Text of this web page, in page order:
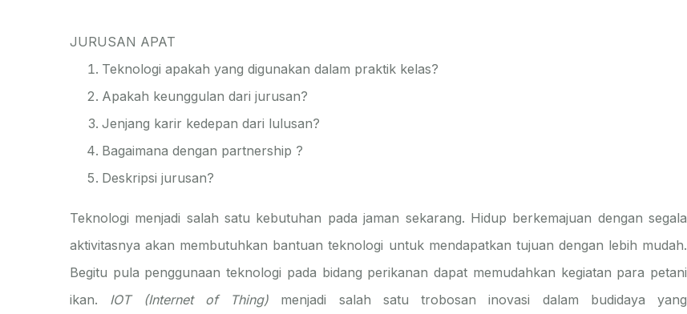
JURUSAN APAT
Teknologi apakah yang digunakan dalam praktik kelas?
Apakah keunggulan dari jurusan?
Jenjang karir kedepan dari lulusan?
Bagaimana dengan partnership ?
Deskripsi jurusan?
Teknologi menjadi salah satu kebutuhan pada jaman sekarang. Hidup berkemajuan dengan segala
aktivitasnya akan membutuhkan bantuan teknologi untuk mendapatkan tujuan dengan lebih mudah.
Begitu pula penggunaan teknologi pada bidang perikanan dapat memudahkan kegiatan para petani
ikan. IOT (Internet of Thing) menjadi salah satu trobosan inovasi dalam budidaya yang